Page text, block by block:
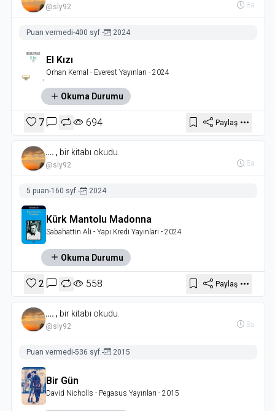
@sly92 8a
Puan vermedi-400 syf.- 2024
El Kızı
Orhan Kemal - Everest Yayınları - 2024
Okuma Durumu
7 694 Paylaş
…. , bir kitabı okudu.
@sly92 8a
5 puan-160 syf.- 2024
Kürk Mantolu Madonna
Sabahattin Ali - Yapı Kredi Yayınları - 2024
Okuma Durumu
2 558 Paylaş
…. , bir kitabı okudu.
@sly92 8a
Puan vermedi-536 syf. - 2015
Bir Gün
David Nicholls - Pegasus Yayınları - 2015